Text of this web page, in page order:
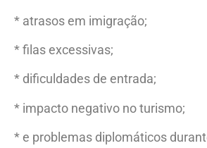
* atrasos em imigração;
* filas excessivas;
* dificuldades de entrada;
* impacto negativo no turismo;
* e problemas diplomáticos